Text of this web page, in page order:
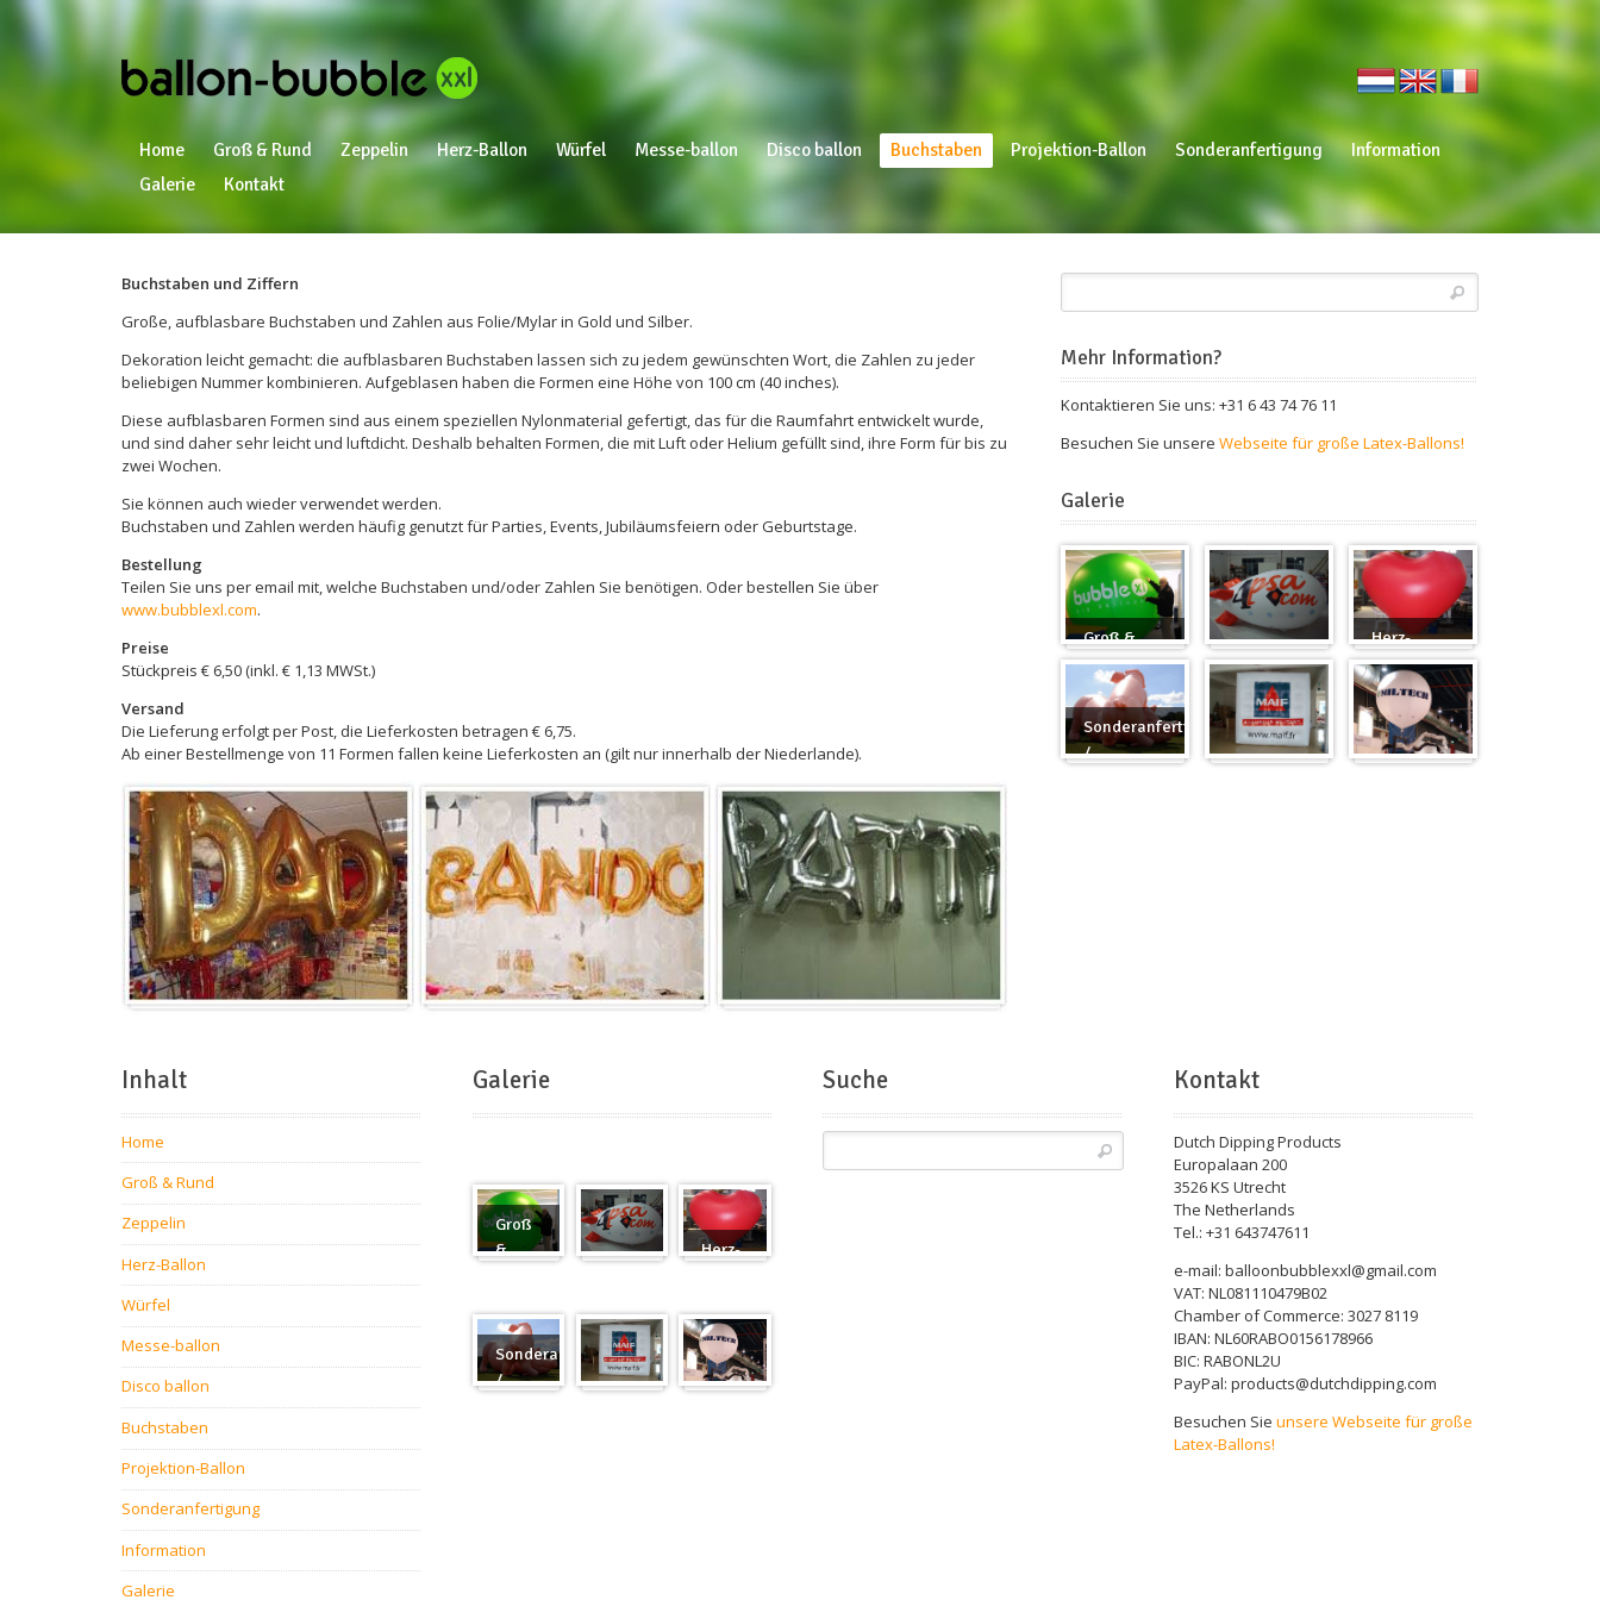
Home Groß & Rund Zeppelin Herz-Ballon Würfel Messe-ballon Disco ballon Buchstaben Projektion-Ballon Sonderanfertigung
Information
Galerie
Kontakt
Buchstaben und Ziffern
Große, aufblasbare Buchstaben und Zahlen aus Folie/Mylar in Gold und Silber.
Dekoration leicht gemacht: die aufblasbaren Buchstaben lassen sich zu jedem gewünschten Wort, die Zahlen zu jeder
beliebigen Nummer kombinieren. Aufgeblasen haben die Formen eine Höhe von 100 cm (40 inches).
Diese aufblasbaren Formen sind aus einem speziellen Nylonmaterial gefertigt, das für die Raumfahrt entwickelt wurde,
und sind daher sehr leicht und luftdicht. Deshalb behalten Formen, die mit Luft oder Helium gefüllt sind, ihre Form für bis zu
zwei Wochen.
Sie können auch wieder verwendet werden.
Buchstaben und Zahlen werden häufig genutzt für Parties, Events, Jubiläumsfeiern oder Geburtstage.
Bestellung
Teilen Sie uns per email mit, welche Buchstaben und/oder Zahlen Sie benötigen. Oder bestellen Sie über
www.bubblexl.com.
Preise
Stückpreis € 6,50 (inkl. € 1,13 MWSt.)
Versand
Die Lieferung erfolgt per Post, die Lieferkosten betragen € 6,75.
Ab einer Bestellmenge von 11 Formen fallen keine Lieferkosten an (gilt nur innerhalb der Niederlande).
Mehr Information?
Kontaktieren Sie uns: +31 6 43 74 76 11
Besuchen Sie unsere Webseite für große Latex-Ballons!
Galerie
Groß &
Rund
Zeppelin
Herz-
Ballon
Sonderanfertigung
/
Inhalt
Home
Groß & Rund
Zeppelin
Herz-Ballon
Würfel
Messe-ballon
Disco ballon
Buchstaben
Projektion-Ballon
Sonderanfertigung
Information
Galerie
Galerie
Groß
&
Herz-
Sonderanfertigung
/
Suche Kontakt
Dutch Dipping Products
Europalaan 200
3526 KS Utrecht
The Netherlands
Tel.: +31 643747611
e-mail: balloonbubblexxl@gmail.com
VAT: NL081110479B02
Chamber of Commerce: 3027 8119
IBAN: NL60RABO0156178966
BIC: RABONL2U
PayPal: products@dutchdipping.com
Besuchen Sieunsere Webseite für große
Latex-Ballons!